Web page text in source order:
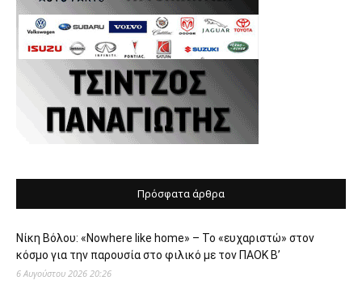
Πρόσφατα άρθρα
Νίκη Βόλου: «Nowhere like home» – Το «ευχαριστώ» στον
κόσμο για την παρουσία στο φιλικό με τον ΠΑΟΚ Β’
6 Αυγούστου 2026 20:26